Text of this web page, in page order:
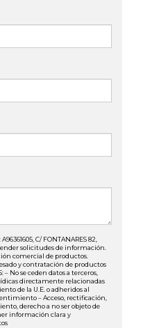
C/ FONTANARES 82,
solicitudes de información.
comercial de productos.
y contratación de productos
– No se ceden datos a terceros,
directamente relacionadas
de la U.E. o adheridos al
– Acceso, rectificación,
derecho a no ser objeto de
información clara y